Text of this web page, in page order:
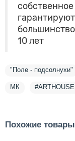
10 лет
"Поле - подсолнухи"
МК #ARTHOUSE
Похожие товары